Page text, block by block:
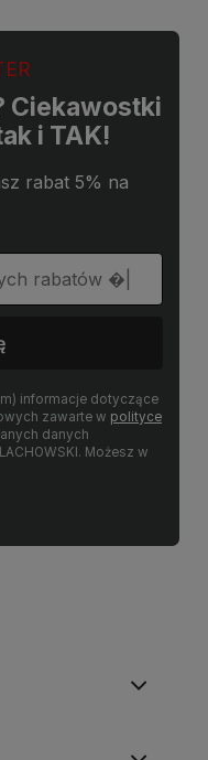
Ciekawostki
i TAK!
rabat 5% na
informacje dotyczące
zawarte w polityce
danych
Możesz w